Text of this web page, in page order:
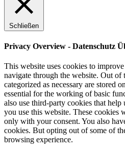
Schließen
Privacy Overview - Datenschutz
This website uses cookies to
navigate through the website. Out of
categorized as necessary are stored
essential for the working of basic
also use third-party cookies that help
you use this website. These cookies
only with your consent. You also
cookies. But opting out of some of
browsing experience.